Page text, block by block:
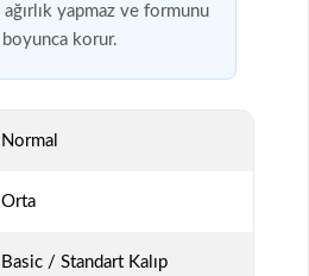
yapmaz ve formunu
boyunca korur.
Normal
Orta
Basic / Standart Kalıp